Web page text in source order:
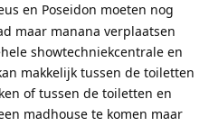
en Poseidon moeten nog
maar manana verplaatsen
showtechniekcentrale en
makkelijk tussen de toiletten
of tussen de toiletten en
madhouse te komen maar